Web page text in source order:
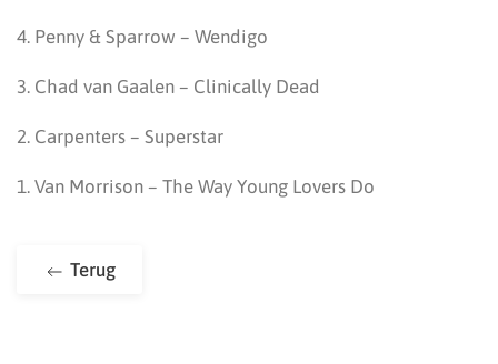
4. Penny & Sparrow – Wendigo
3. Chad van Gaalen – Clinically Dead
2. Carpenters – Superstar
1. Van Morrison – The Way Young Lovers Do
Terug